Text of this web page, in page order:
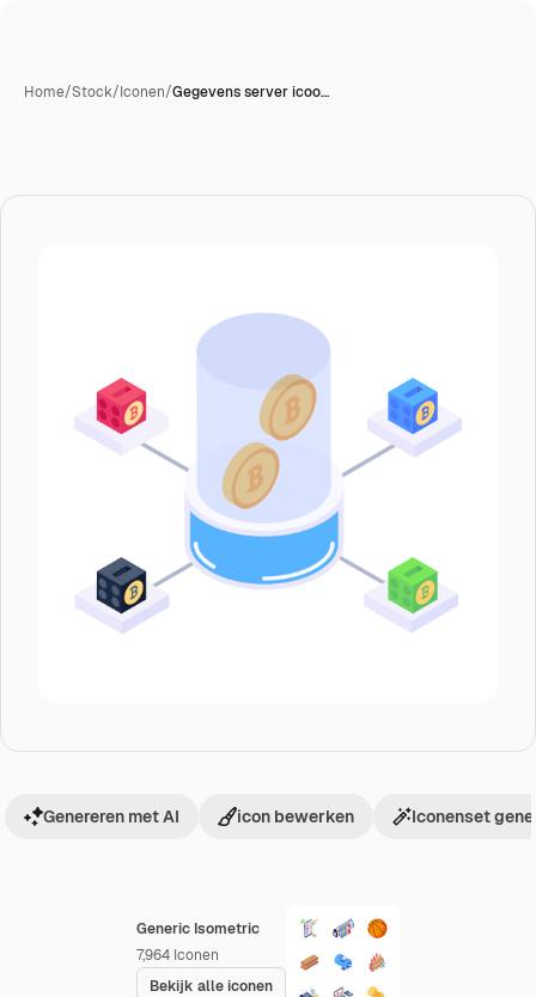
Home/Stock/Iconen/Gegevens server icoo…
Generic Isometric
7,964 Iconen
Bekijk alle iconen
Genereren met AI icon bewerken Iconenset